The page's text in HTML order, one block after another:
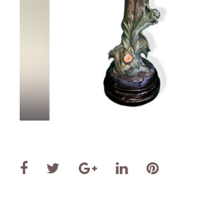
Facebook
TwitterGoogle+
LinkedInPinterest